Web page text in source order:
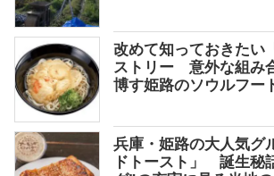
改めて知っておきたい
ストリー 意外な組み
博す姫路のソウルフー
兵庫・姫路の大人気グ
ドトースト」 誕生秘